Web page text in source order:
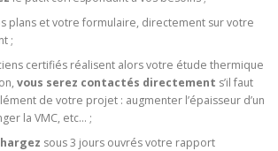
plans et votre formulaire, directement sur votre
;
certifiés réalisent alors votre étude thermique
vous serez contactés directement s’il faut
de votre projet : augmenter l’épaisseur d’un
la VMC, etc… ;
sous 3 jours ouvrés votre rapport